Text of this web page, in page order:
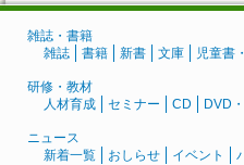
雑誌・書籍
雑誌
書籍 新書 文庫 児童書
研修・教材
人材育成
セミナー CD DVD
ニュース
新着一覧
おしらせ イベント